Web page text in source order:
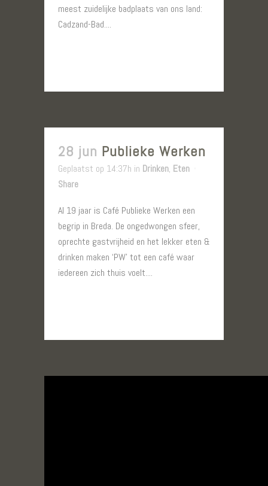
meest zuidelijke badplaats van ons land:
Cadzand-Bad....
28 jun Publieke Werken
Geplaatst op 14:37h in Drinken, Eten
Share
Al 19 jaar is Café Publieke Werken een
begrip in Breda. De ongedwongen sfeer,
oprechte gastvrijheid en het lekker eten &
drinken maken ‘PW’ tot een café waar
iedereen zich thuis voelt....